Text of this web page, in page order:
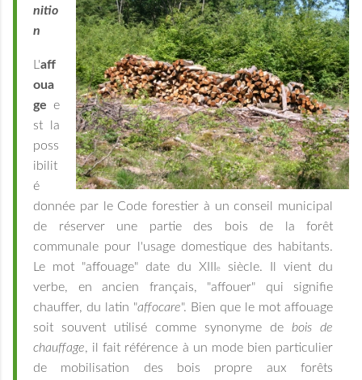
nitio
n
L'aff
oua
ge e
st la
poss
ibilit
é
donnée par le Code forestier à un conseil municipal
de réserver une partie des bois de la forêt
communale pour l'usage domestique des habitants.
Le mot "affouage" date du XIII
e
siècle. Il vient du
verbe, en ancien français, "affouer" qui signifie
chauffer, du latin "affocare". Bien que le mot affouage
soit souvent utilisé comme synonyme de bois de
chauffage, il fait référence à un mode bien particulier
de mobilisation des bois propre aux forêts